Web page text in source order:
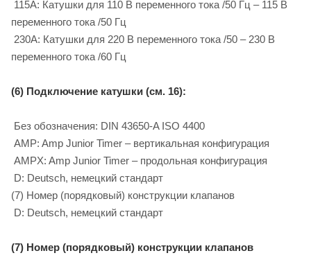
115A: Катушки для 110 B переменного тока /50 Гц – 115 B
переменного тока /50 Гц
230A: Катушки для 220 B переменного тока /50 – 230 B
переменного тока /60 Гц
(6) Подключение катушки (см. 16):
Без обозначения: DIN 43650-A ISO 4400
AMP: Amp Junior Timer – вертикальная конфигурация
AMPX: Amp Junior Timer – продольная конфигурация
D: Deutsch, немецкий стандарт
(7) Номер (порядковый) конструкции клапанов
D: Deutsch, немецкий стандарт
(7) Номер (порядковый) конструкции клапанов